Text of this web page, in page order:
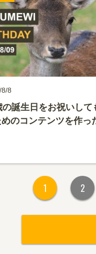
8/8
の誕生日をお祝いして
めのコンテンツを作っ
1 2